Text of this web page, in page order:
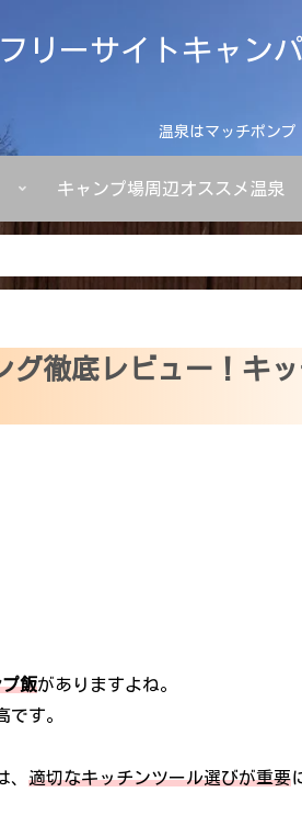
フリーサイトキャン
温泉はマッチポンプ
キャンプ場周辺オススメ温泉
グ徹底レビュー！キ
飯がありますよね。
す。
適切なキッチンツール選びが重要